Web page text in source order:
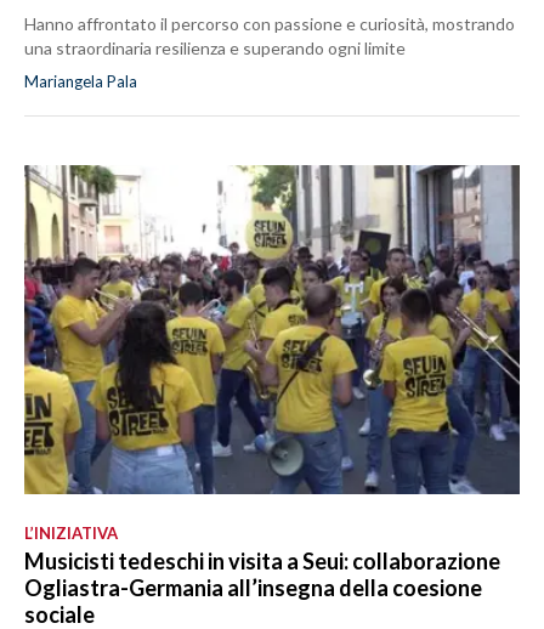
Hanno affrontato il percorso con passione e curiosità, mostrando
una straordinaria resilienza e superando ogni limite
Mariangela Pala
L’INIZIATIVA
Musicisti tedeschi in visita a Seui: collaborazione
Ogliastra-Germania all’insegna della coesione
sociale